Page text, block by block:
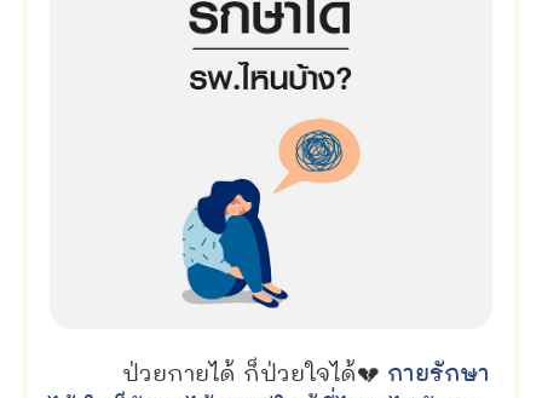
ป่วยกายได้ ก็ป่วยใจได้💔 กายรักษา